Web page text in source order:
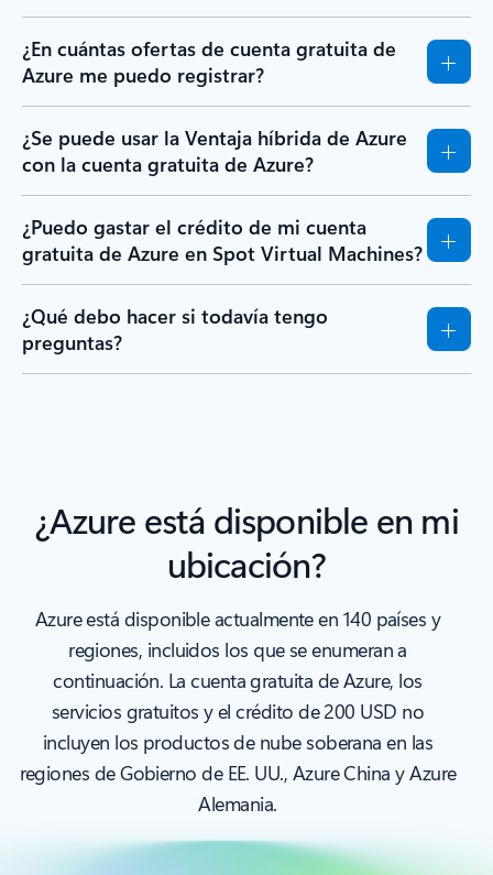
¿En cuántas ofertas de cuenta gratuita de
Azure me puedo registrar?
¿Se puede usar la Ventaja híbrida de Azure
con la cuenta gratuita de Azure?
¿Puedo gastar el crédito de mi cuenta
gratuita de Azure en Spot Virtual Machines?
¿Qué debo hacer si todavía tengo
preguntas?
¿Azure está disponible en mi
ubicación?
Azure está disponible actualmente en 140 países y
regiones, incluidos los que se enumeran a
continuación. La cuenta gratuita de Azure, los
servicios gratuitos y el crédito de 200 USD no
incluyen los productos de nube soberana en las
regiones de Gobierno de EE. UU., Azure China y Azure
Alemania.